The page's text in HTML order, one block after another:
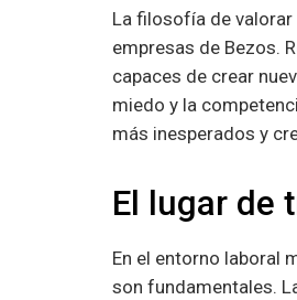
La filosofía de
empresas de Bezos.
capaces de crear
miedo y la
más inesperados y
El lugar de
En el entorno laboral
son fundamentales.